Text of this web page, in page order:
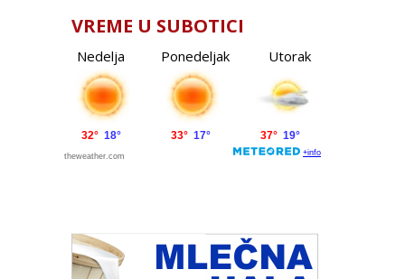
VREME U SUBOTICI
Nedelja Ponedeljak Utorak